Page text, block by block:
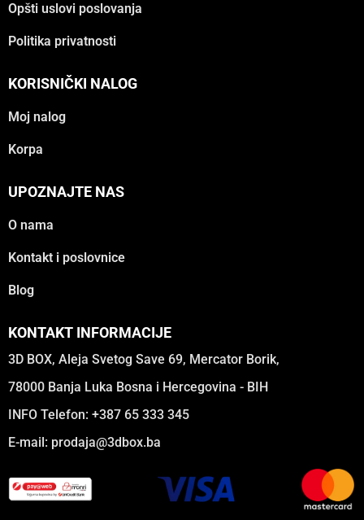
Opšti uslovi poslovanja
Politika privatnosti
KORISNIČKI NALOG
Moj nalog
Korpa
UPOZNAJTE NAS
O nama
Kontakt i poslovnice
Blog
KONTAKT INFORMACIJE
3D BOX, Aleja Svetog Save 69, Mercator Borik,
78000 Banja Luka Bosna i Hercegovina - BIH
INFO Telefon: +387 65 333 345
E-mail: prodaja@3dbox.ba